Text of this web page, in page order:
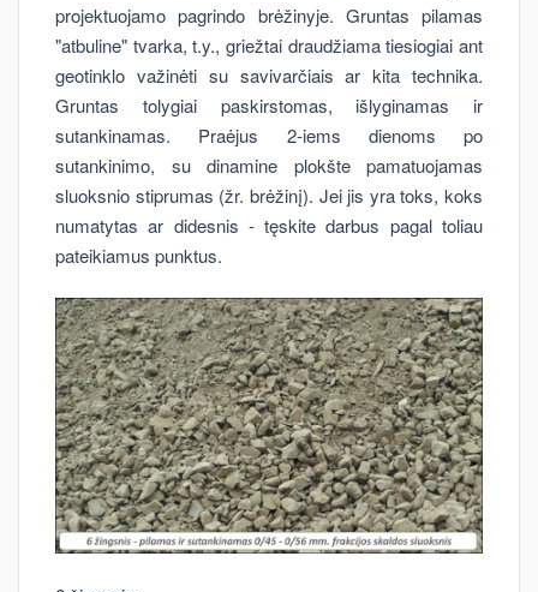
projektuojamo pagrindo brėžinyje. Gruntas pilamas
"atbuline" tvarka, t.y., griežtai draudžiama tiesiogiai ant
geotinklo važinėti su savivarčiais ar kita technika.
Gruntas tolygiai paskirstomas, išlyginamas ir
sutankinamas. Praėjus 2-iems dienoms po
sutankinimo, su dinamine plokšte pamatuojamas
sluoksnio stiprumas (žr. brėžinį). Jei jis yra toks, koks
numatytas ar didesnis - tęskite darbus pagal toliau
pateikiamus punktus.